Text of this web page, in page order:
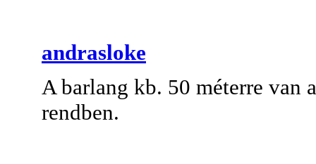
andrasloke
A barlang kb. 50 méterre van
rendben.